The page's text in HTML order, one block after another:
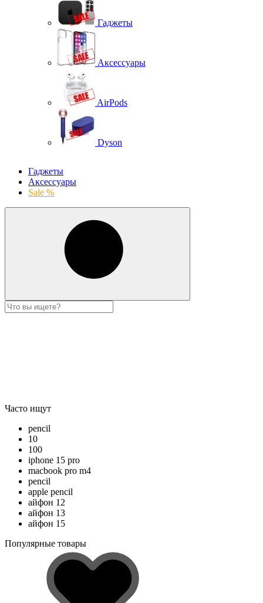
Гаджеты
Аксессуары
AirPods
Dyson
Гаджеты
Аксессуары
Sale %
Часто ищут
pencil
10
100
iphone 15 pro
macbook pro m4
pencil
apple pencil
айфон 12
айфон 13
айфон 15
Популярные товары